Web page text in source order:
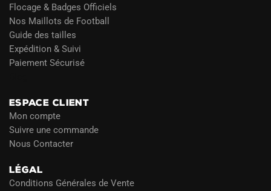
Flocage & Badges Officiels
Nos Maillots de Football
Guide des tailles
Expédition & Suivi
Paiement Sécurisé
ESPACE CLIENT
Mon compte
Suivre une commande
Nous Contacter
LÉGAL
Conditions Générales de Vente